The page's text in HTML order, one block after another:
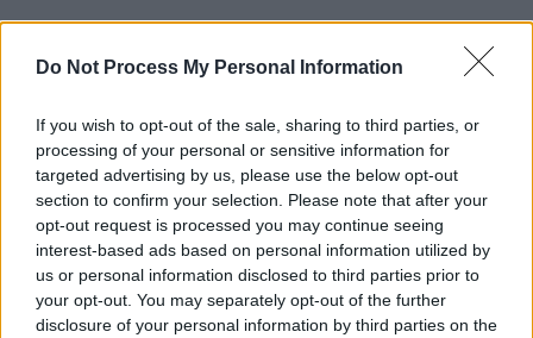
Do Not Process My Personal Information
If you wish to opt-out of the sale, sharing to third parties, or
processing of your personal or sensitive information for
targeted advertising by us, please use the below opt-out
section to confirm your selection. Please note that after your
opt-out request is processed you may continue seeing
interest-based ads based on personal information utilized by
us or personal information disclosed to third parties prior to
your opt-out. You may separately opt-out of the further
disclosure of your personal information by third parties on the
*Stelian Ion: „Lupta lui Iohannis cu PSD-ismul
a fost de fațadă. «Premierul de la Grivco» ne-a
înșelat pe toți. E USL-ist pursânge și adevăratul
artizan al USL 2.0”
*Atmosferă tot mai tensionată în USR-PLUS.
Barna îl acuză pe Cioloș că ar vrea „o
împăciuire” cu Cîțu